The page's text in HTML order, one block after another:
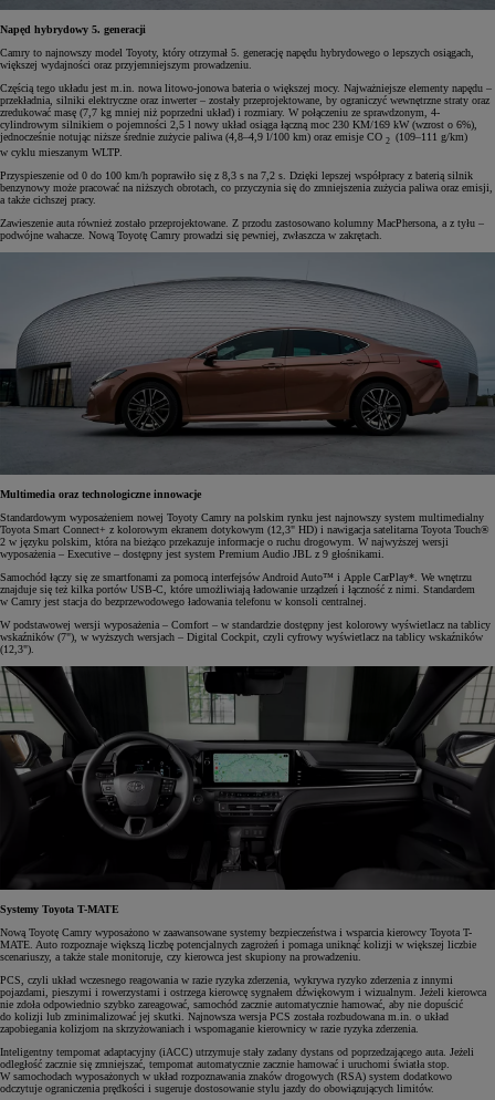
Napęd hybrydowy 5. generacji
Camry to najnowszy model Toyoty, który otrzymał 5. generację napędu hybrydowego o lepszych osiągach,
większej wydajności oraz przyjemniejszym prowadzeniu.
Częścią tego układu jest m.in. nowa litowo-jonowa bateria o większej mocy. Najważniejsze elementy napędu –
przekładnia, silniki elektryczne oraz inwerter – zostały przeprojektowane, by ograniczyć wewnętrzne straty oraz
zredukować masę (7,7 kg mniej niż poprzedni układ) i rozmiary. W połączeniu ze sprawdzonym, 4-
cylindrowym silnikiem o pojemności 2,5 l nowy układ osiąga łączną moc 230 KM/169 kW (wzrost o 6%),
jednocześnie notując niższe średnie zużycie paliwa (4,8–4,9 l/100 km) oraz emisje CO 2 (109–111 g/km)
w cyklu mieszanym WLTP.
Przyspieszenie od 0 do 100 km/h poprawiło się z 8,3 s na 7,2 s. Dzięki lepszej współpracy z baterią silnik
benzynowy może pracować na niższych obrotach, co przyczynia się do zmniejszenia zużycia paliwa oraz emisji,
a także cichszej pracy.
Zawieszenie auta również zostało przeprojektowane. Z przodu zastosowano kolumny MacPhersona, a z tyłu –
podwójne wahacze. Nową Toyotę Camry prowadzi się pewniej, zwłaszcza w zakrętach.
Multimedia oraz technologiczne innowacje
Standardowym wyposażeniem nowej Toyoty Camry na polskim rynku jest najnowszy system multimedialny
Toyota Smart Connect+ z kolorowym ekranem dotykowym (12,3" HD) i nawigacja satelitarna Toyota Touch®
2 w języku polskim, która na bieżąco przekazuje informacje o ruchu drogowym. W najwyższej wersji
wyposażenia – Executive – dostępny jest system Premium Audio JBL z 9 głośnikami.
Samochód łączy się ze smartfonami za pomocą interfejsów Android Auto™ i Apple CarPlay*. We wnętrzu
znajduje się też kilka portów USB-C, które umożliwiają ładowanie urządzeń i łączność z nimi. Standardem
w Camry jest stacja do bezprzewodowego ładowania telefonu w konsoli centralnej.
W podstawowej wersji wyposażenia – Comfort – w standardzie dostępny jest kolorowy wyświetlacz na tablicy
wskaźników (7"), w wyższych wersjach – Digital Cockpit, czyli cyfrowy wyświetlacz na tablicy wskaźników
(12,3").
Systemy Toyota T-MATE
Nową Toyotę Camry wyposażono w zaawansowane systemy bezpieczeństwa i wsparcia kierowcy Toyota T-
MATE. Auto rozpoznaje większą liczbę potencjalnych zagrożeń i pomaga uniknąć kolizji w większej liczbie
scenariuszy, a także stale monitoruje, czy kierowca jest skupiony na prowadzeniu.
PCS, czyli układ wczesnego reagowania w razie ryzyka zderzenia, wykrywa ryzyko zderzenia z innymi
pojazdami, pieszymi i rowerzystami i ostrzega kierowcę sygnałem dźwiękowym i wizualnym. Jeżeli kierowca
nie zdoła odpowiednio szybko zareagować, samochód zacznie automatycznie hamować, aby nie dopuścić
do kolizji lub zminimalizować jej skutki. Najnowsza wersja PCS została rozbudowana m.in. o układ
zapobiegania kolizjom na skrzyżowaniach i wspomaganie kierownicy w razie ryzyka zderzenia.
Inteligentny tempomat adaptacyjny (iACC) utrzymuje stały zadany dystans od poprzedzającego auta. Jeżeli
odległość zacznie się zmniejszać, tempomat automatycznie zacznie hamować i uruchomi światła stop.
W samochodach wyposażonych w układ rozpoznawania znaków drogowych (RSA) system dodatkowo
odczytuje ograniczenia prędkości i sugeruje dostosowanie stylu jazdy do obowiązujących limitów.